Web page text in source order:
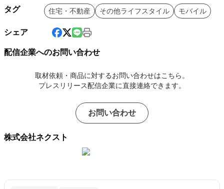
タグ 住宅・不動産 その他ライフスタイル モバイル
シェア
配信企業へのお問い合わせ
取材依頼・商品に対するお問い合わせはこちら。
プレスリリース配信企業に直接連絡できます。
お問い合わせ
株式会社ネクスト